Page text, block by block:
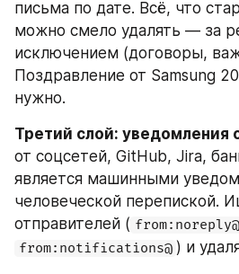
письма по дате. Всё, что
можно смело удалять — за
исключением (договоры,
Поздравление от Samsung
нужно.
Третий слой: уведомления
от соцсетей, GitHub, Jira,
является машинными
человеческой перепиской.
отправителей ( from:noreply@
from:notifications@ ) и